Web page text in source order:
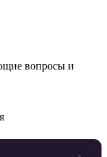
вопросы и